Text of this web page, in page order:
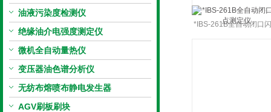
油液污染度检测仪
绝缘油介电强度测定仪
微机全自动量热仪
变压器油色谱分析仪
无纺布熔喷布静电发生器
AGV刷板刷块
*IBS-261B全自动闭口